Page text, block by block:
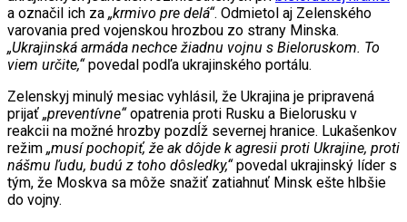
a označil ich za „krmivo pre delá“. Odmietol aj Zelenského
varovania pred vojenskou hrozbou zo strany Minska.
„Ukrajinská armáda nechce žiadnu vojnu s Bieloruskom. To
viem určite,“ povedal podľa ukrajinského portálu.
Zelenskyj minulý mesiac vyhlásil, že Ukrajina je pripravená
prijať „preventívne“ opatrenia proti Rusku a Bielorusku v
reakcii na možné hrozby pozdĺž severnej hranice. Lukašenkov
režim „musí pochopiť, že ak dôjde k agresii proti Ukrajine, proti
nášmu ľudu, budú z toho dôsledky,“ povedal ukrajinský líder s
tým, že Moskva sa môže snažiť zatiahnuť Minsk ešte hlbšie
do vojny.